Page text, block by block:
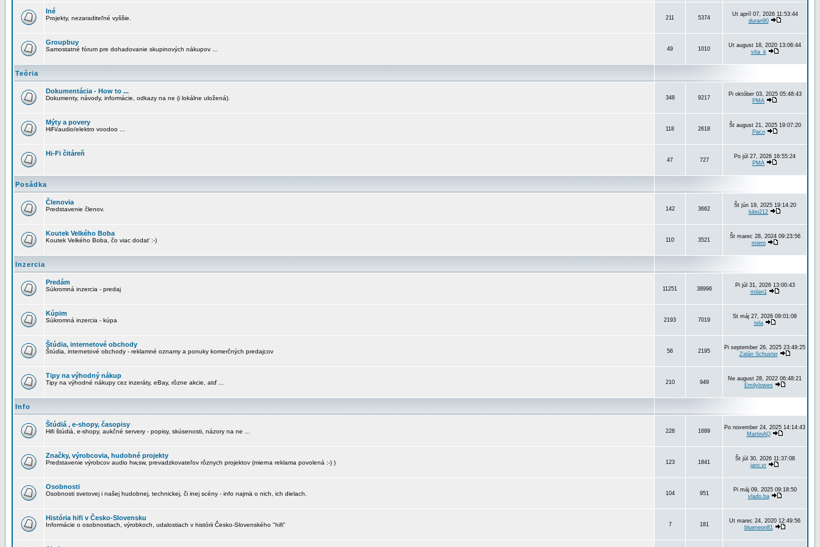
Iné
Projekty, nezaraditeľné vyššie. 211 5374
Ut apríl 07, 2026 11:53:44
duran90
Groupbuy
Samostatné fórum pre dohadovanie skupinových nákupov ... 49 1010
Ut august 18, 2020 13:06:44
vita_k
Teória
Dokumentácia - How to ...
Dokumenty, návody, informácie, odkazy na ne (i lokálne uložená). 348 9217
Pi október 03, 2025 05:48:43
PMA
Mýty a povery
HiFi/audio/elektro voodoo ... 118 2618
Št august 21, 2025 19:07:20
Paco
Hi-Fi čitáreň
47 727
Po júl 27, 2026 16:55:24
PMA
Posádka
Členovia
Predstavenie členov. 142 3662
Št jún 19, 2025 19:14:20
lubo212
Koutek Velkého Boba
Koutek Velkého Boba, čo viac dodať :-) 110 3521
Št marec 28, 2024 09:23:56
miero
Inzercia
Predám
Súkromná inzercia - predaj 11251 38996
Pi júl 31, 2026 13:00:43
milan1
Kúpim
Súkromná inzercia - kúpa 2193 7019
St máj 27, 2026 09:01:08
tela
Štúdia, internetové obchody
Štúdia, internetové obchody - reklamné oznamy a ponuky komerčných predajcov 56 2195
Pi september 26, 2025 23:49:25
Zalán Schuster
Tipy na výhodný nákup
Tipy na výhodné nákupy cez inzeráty, eBay, rôzne akcie, atď ... 210 949
Ne august 28, 2022 06:48:21
Emilylowes
Info
Štúdiá , e-shopy, časopisy
Hifi štúdiá, e-shopy, aukčné servery - popisy, skúsenosti, názory na ne ... 228 1689
Po november 24, 2025 14:14:43
MartinAQ
Značky, výrobcovia, hudobné projekty
Predstavenie výrobcov audio hw,sw, prevadzkovateľov rôznych projektov (mierna reklama povolená :-) ) 123 1841
Št júl 30, 2026 11:37:08
jaro.vr
Osobnosti
Osobnosti svetovej i našej hudobnej, technickej, či inej scény - info najmä o nich, ich dielach. 104 951
Pi máj 09, 2025 09:18:50
vlado.ba
História hifi v Česko-Slovensku
Informácie o osobnostiach, výrobkoch, udalostiach v histórii Česko-Slovenského "hifi" 7 181
Ut marec 24, 2020 12:49:56
blueneon81